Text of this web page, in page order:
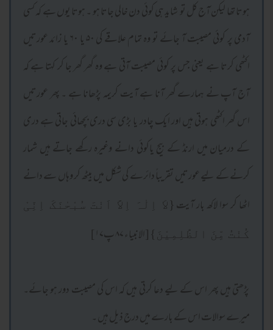
ہوتا تھا لیکن آج کل تو شاید ہی کوئی دن خالی جاتا ہو ۔ ہوتا یوں ہے کہ کسی
آدمی پر کوئی مصیبت آ جائے تو وہ تمام علاقے کی ۵۰ یا ۶۰ یا زائد عورتیں
اکٹھی کرتا ہے یعنی جس پر کوئی مصیبت آتی ہے وہ گھر گھر جا کر کہتا ہے کہ
آج آپ نے ہمارے گھر آنا ہے آیت کریمہ پڑھانا ہے ۔ پھر عورتیں
اس گھر اکٹھی ہوتی ہیں اور ایک چادر یا بڑی سی دری بچھائی جاتی ہے دری
کے درمیان میں ارنڈ کے بیج یاکوئی دانے وغیرہ رکھے جاتے ہیں شمار
کرنے کے لیے عورتیں تقریباً دائرے کی شکل میں بیٹھ کر وہاں سے دانے
اٹھا کر سوا لاکھ بار آیت {لاَ اِلٰہَ اِلاَّ اَنْتَ سُبْحٰنَکَ اِنِّیْ
کُنْتُ مِّنَ الظّٰلِمِیْنَ} [الانبیاء ۸۷ پ۱۷]
پڑھتی ہیں پھر اس کے لیے دعا کرتی ہیں کہ اس کی مصیبت دور ہو جائے۔
میرے سوالات اس کے بارے میں درج ذیل ہیں ۔